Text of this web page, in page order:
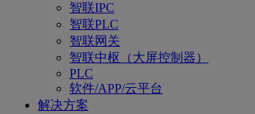
智联IPC
智联PLC
智联网关
智联中枢（大屏控制器）
PLC
软件/APP/云平台
解决方案